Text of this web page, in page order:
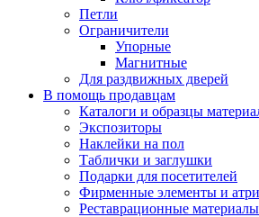
Петли
Ограничители
Упорные
Магнитные
Для раздвижных дверей
В помощь продавцам
Каталоги и образцы
Экспозиторы
Наклейки на пол
Таблички и заглушки
Подарки для посетителей
Фирменные элементы и
Реставрационные материалы